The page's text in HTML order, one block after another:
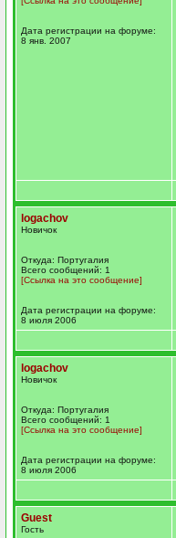
Дата регистрации на форуме:
8 янв. 2007
logachov
Новичок
Откуда: Португалия
Всего сообщений: 1
[Ссылка на это сообщение]
Дата регистрации на форуме:
8 июля 2006
logachov
Новичок
Откуда: Португалия
Всего сообщений: 1
[Ссылка на это сообщение]
Дата регистрации на форуме:
8 июля 2006
Guest
Гость